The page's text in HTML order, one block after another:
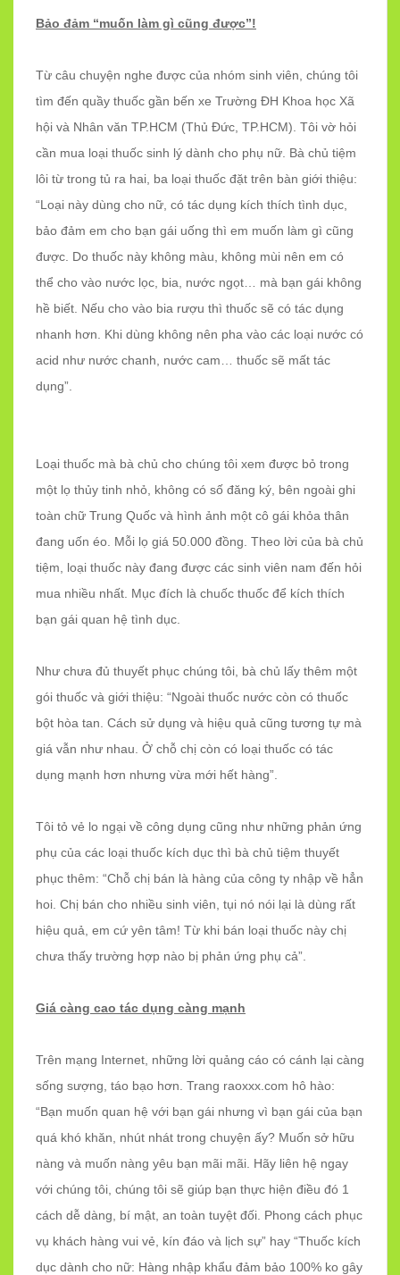
Bảo đảm “muốn làm gì cũng được”!
Từ câu chuyện nghe được của nhóm sinh viên, chúng tôi
tìm đến quầy thuốc gần bến xe Trường ĐH Khoa học Xã
hội và Nhân văn TP.HCM (Thủ Đức, TP.HCM). Tôi vờ hỏi
cần mua loại thuốc sinh lý dành cho phụ nữ. Bà chủ tiệm
lôi từ trong tủ ra hai, ba loại thuốc đặt trên bàn giới thiệu:
“Loại này dùng cho nữ, có tác dụng kích thích tình dục,
bảo đảm em cho bạn gái uống thì em muốn làm gì cũng
được. Do thuốc này không màu, không mùi nên em có
thể cho vào nước lọc, bia, nước ngọt… mà bạn gái không
hề biết. Nếu cho vào bia rượu thì thuốc sẽ có tác dụng
nhanh hơn. Khi dùng không nên pha vào các loại nước có
acid như nước chanh, nước cam… thuốc sẽ mất tác
dụng”.
Loại thuốc mà bà chủ cho chúng tôi xem được bỏ trong
một lọ thủy tinh nhỏ, không có số đăng ký, bên ngoài ghi
toàn chữ Trung Quốc và hình ảnh một cô gái khỏa thân
đang uốn éo. Mỗi lọ giá 50.000 đồng. Theo lời của bà chủ
tiệm, loại thuốc này đang được các sinh viên nam đến hỏi
mua nhiều nhất. Mục đích là chuốc thuốc để kích thích
bạn gái quan hệ tình dục.
Như chưa đủ thuyết phục chúng tôi, bà chủ lấy thêm một
gói thuốc và giới thiệu: “Ngoài thuốc nước còn có thuốc
bột hòa tan. Cách sử dụng và hiệu quả cũng tương tự mà
giá vẫn như nhau. Ở chỗ chị còn có loại thuốc có tác
dụng mạnh hơn nhưng vừa mới hết hàng”.
Tôi tỏ vẻ lo ngại về công dụng cũng như những phản ứng
phụ của các loại thuốc kích dục thì bà chủ tiệm thuyết
phục thêm: “Chỗ chị bán là hàng của công ty nhập về hẳn
hoi. Chị bán cho nhiều sinh viên, tụi nó nói lại là dùng rất
hiệu quả, em cứ yên tâm! Từ khi bán loại thuốc này chị
chưa thấy trường hợp nào bị phản ứng phụ cả”.
Giá càng cao tác dụng càng mạnh
Trên mạng Internet, những lời quảng cáo có cánh lại càng
sống sượng, táo bạo hơn. Trang raoxxx.com hô hào:
“Bạn muốn quan hệ với bạn gái nhưng vì bạn gái của bạn
quá khó khăn, nhút nhát trong chuyện ấy? Muốn sở hữu
nàng và muốn nàng yêu bạn mãi mãi. Hãy liên hệ ngay
với chúng tôi, chúng tôi sẽ giúp bạn thực hiện điều đó 1
cách dễ dàng, bí mật, an toàn tuyệt đối. Phong cách phục
vụ khách hàng vui vẻ, kín đáo và lịch sự” hay “Thuốc kích
dục dành cho nữ: Hàng nhập khẩu đảm bảo 100% ko gây